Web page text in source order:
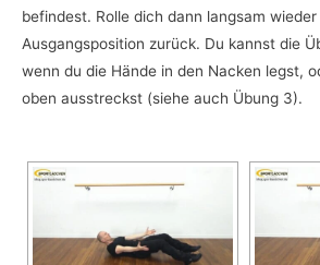
befindest. Rolle dich dann langsam wieder
Ausgangsposition zurück. Du kannst die
wenn du die Hände in den Nacken legst,
oben ausstreckst (siehe auch Übung 3).